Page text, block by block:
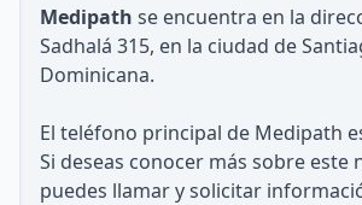
Medipath se encuentra en la
Sadhalá 315, en la ciudad de
Dominicana.
El teléfono principal de Medipath
Si deseas conocer más sobre este
puedes llamar y solicitar